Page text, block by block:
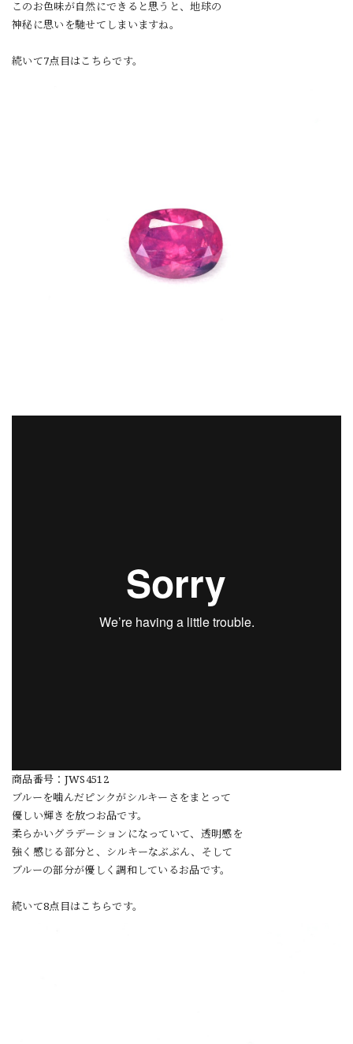
このお色味が自然にできると思うと、地球の
神秘に思いを馳せてしまいますね。
続いて7点目はこちらです。
商品番号：JWS4512
ブルーを噛んだピンクがシルキーさをまとって
優しい輝きを放つお品です。
柔らかいグラデーションになっていて、透明感を
強く感じる部分と、シルキーなぶぶん、そして
ブルーの部分が優しく調和しているお品です。
続いて8点目はこちらです。